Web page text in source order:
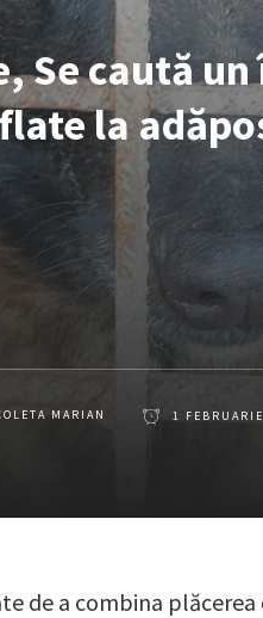
Se caută
la
MARIAN 1
de a combina